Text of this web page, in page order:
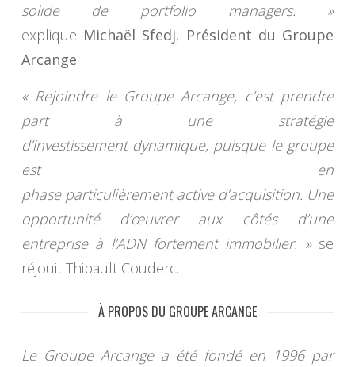
solide de portfolio managers. »
explique Michaël Sfedj, Président du Groupe
Arcange.
« Rejoindre le Groupe Arcange, c’est prendre
part à une stratégie
d’investissement dynamique, puisque le groupe
est en
phase particulièrement active d’acquisition. Une
opportunité d’œuvrer aux côtés d’une
entreprise à l’ADN fortement immobilier. » se
réjouit Thibault Couderc.
À PROPOS DU GROUPE ARCANGE
Le Groupe Arcange a été fondé en 1996 par